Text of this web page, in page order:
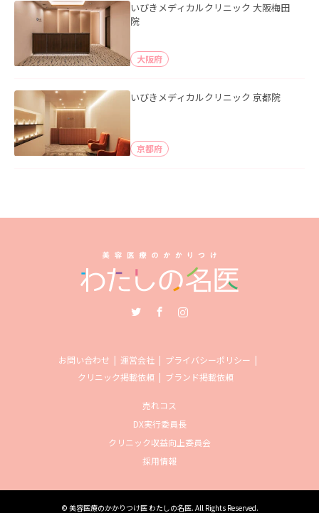
いびきメディカルクリニック 大阪梅田
院
大阪府
いびきメディカルクリニック 京都院
京都府
お問い合わせ 運営会社
プライバシーポリシー
クリニック掲載依頼
ブランド掲載依頼
売れコス
DX実行委員長
クリニック収益向上委員会
採用情報
© 美容医療のかかりつけ医 わたしの名医. All Rights Reserved.